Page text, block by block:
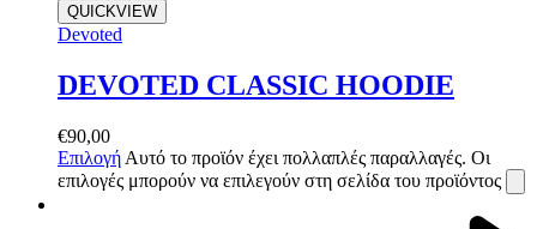
QUICKVIEW
Devoted
DEVOTED CLASSIC HOODIE
€90,00
Επιλογή Αυτό το προϊόν έχει πολλαπλές παραλλαγές. Οι
επιλογές μπορούν να επιλεγούν στη σελίδα του προϊόντος